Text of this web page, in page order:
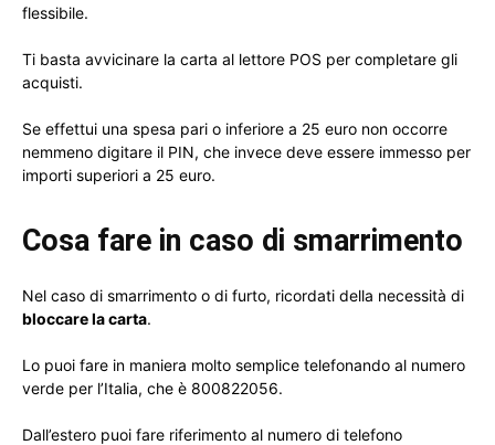
flessibile.
Ti basta avvicinare la carta al lettore POS per completare gli
acquisti.
Se effettui una spesa pari o inferiore a 25 euro non occorre
nemmeno digitare il PIN, che invece deve essere immesso per
importi superiori a 25 euro.
Cosa fare in caso di smarrimento
Nel caso di smarrimento o di furto, ricordati della necessità di
bloccare la carta.
Lo puoi fare in maniera molto semplice telefonando al numero
verde per l’Italia, che è 800822056.
Dall’estero puoi fare riferimento al numero di telefono